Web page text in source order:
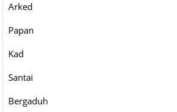
Arked
Papan
Kad
Santai
Bergaduh